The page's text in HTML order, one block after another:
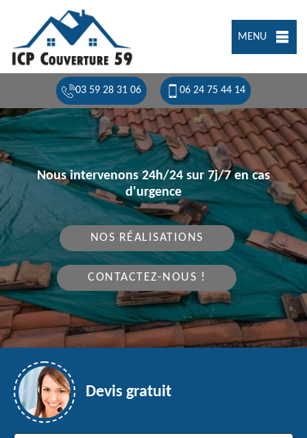
MENU
03 59 28 31 06 06 24 75 44 14
Nous intervenons 24h/24 sur 7j/7 en cas
d'urgence
NOS RÉALISATIONS
CONTACTEZ-NOUS !
Devis gratuit